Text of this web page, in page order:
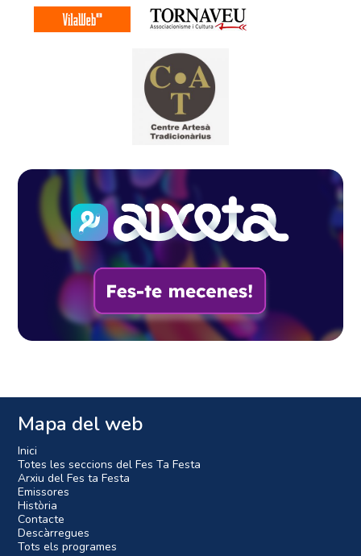
Mapa del web
Inici
Totes les seccions del Fes Ta Festa
Arxiu del Fes ta Festa
Emissores
Història
Contacte
Descàrregues
Tots els programes